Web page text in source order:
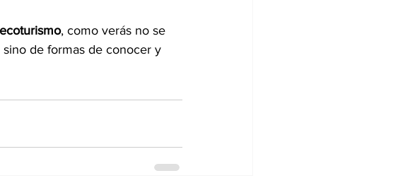
ecoturismo, como verás no se
de formas de conocer y